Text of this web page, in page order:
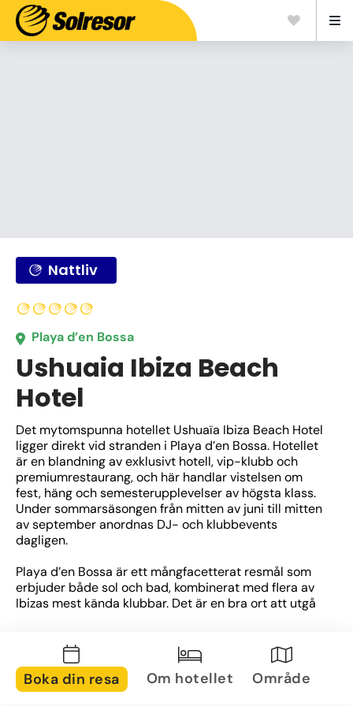
Nattliv
Playa d’en Bossa
Ushuaia Ibiza Beach
Hotel
Det mytomspunna hotellet Ushuaïa Ibiza Beach Hotel
ligger direkt vid stranden i Playa d’en Bossa. Hotellet
är en blandning av exklusivt hotell, vip-klubb och
premiumrestaurang, och här handlar vistelsen om
fest, häng och semesterupplevelser av högsta klass.
Under sommarsäsongen från mitten av juni till mitten
av september anordnas DJ- och klubbevents
dagligen.
Playa d’en Bossa är ett mångfacetterat resmål som
erbjuder både sol och bad, kombinerat med flera av
Ibizas mest kända klubbar. Det är en bra ort att utgå
Ibiza stad. En avstickare till staden för shopping och
sightseeing går smidigt med taxi eller lokalbuss.
Playa d’en Bossa erbjuder gott om nattliv,
Boka din resa Om hotellet Område